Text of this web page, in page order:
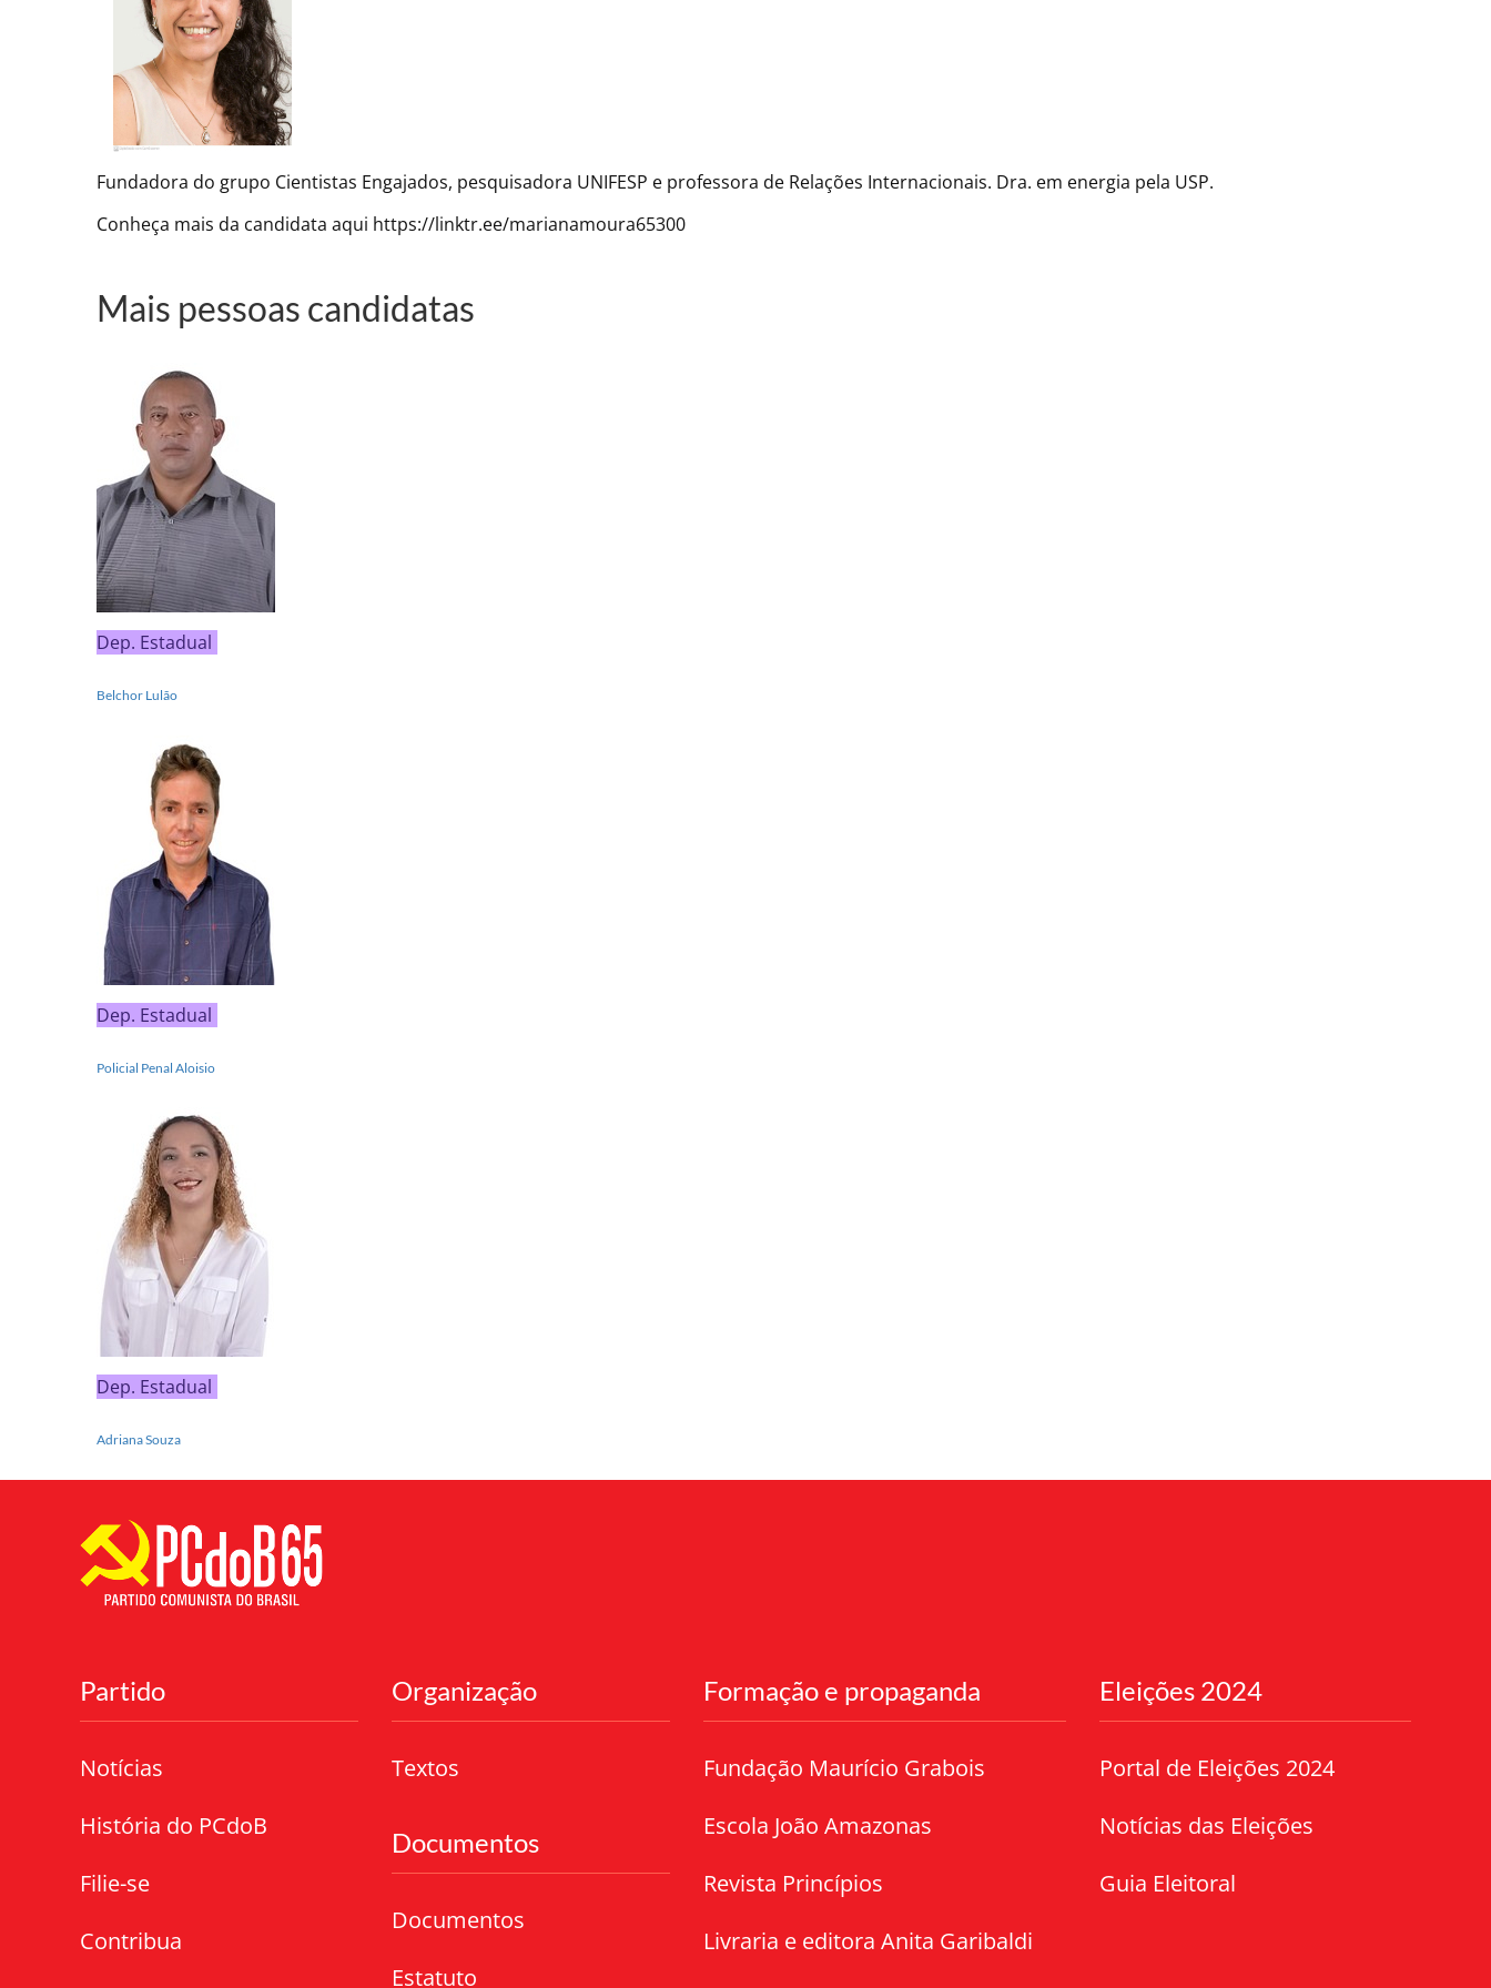
Fundadora do grupo Cientistas Engajados, pesquisadora UNIFESP e professora de Relações Internacionais. Dra. em energia pela USP.
Conheça mais da candidata aqui https://linktr.ee/marianamoura65300
Mais pessoas candidatas
Dep. Estadual
Belchor Lulão
Dep. Estadual
Policial Penal Aloisio
Dep. Estadual
Adriana Souza
Partido
Notícias
História do PCdoB
Filie-se
Contribua
Organização
Textos
Documentos
Documentos
Estatuto
Formação e propaganda
Fundação Maurício Grabois
Escola João Amazonas
Revista Princípios
Livraria e editora Anita Garibaldi
Eleições 2024
Portal de Eleições 2024
Notícias das Eleições
Guia Eleitoral